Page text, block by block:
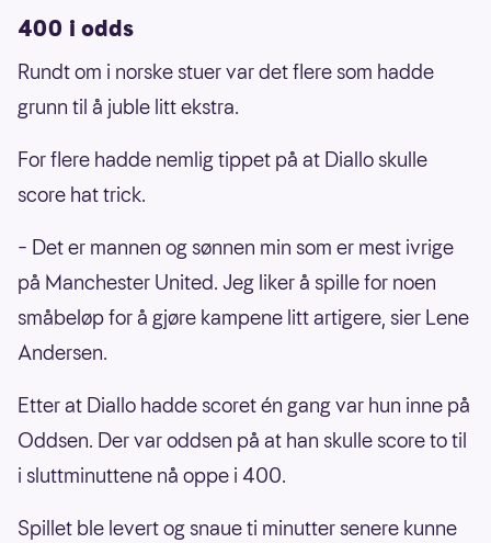
400 i odds
Rundt om i norske stuer var det flere som hadde
grunn til å juble litt ekstra.
For flere hadde nemlig tippet på at Diallo skulle
score hat trick.
– Det er mannen og sønnen min som er mest ivrige
på Manchester United. Jeg liker å spille for noen
småbeløp for å gjøre kampene litt artigere, sier Lene
Andersen.
Etter at Diallo hadde scoret én gang var hun inne på
Oddsen. Der var oddsen på at han skulle score to til
i sluttminuttene nå oppe i 400.
Spillet ble levert og snaue ti minutter senere kunne